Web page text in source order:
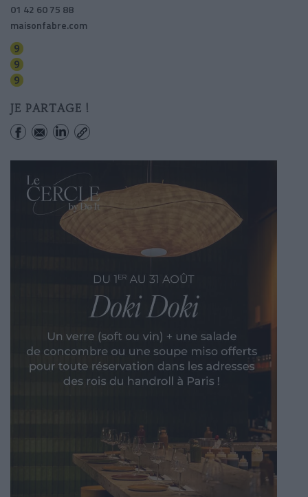
01 42 60 75 88
maisonfabre.com
JE PARTAGE !